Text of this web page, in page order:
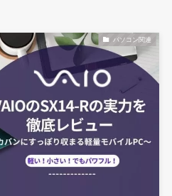
パソコン関連